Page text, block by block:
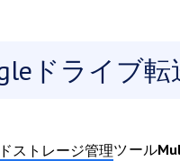
ドライブ転
ストレージ管理ツール